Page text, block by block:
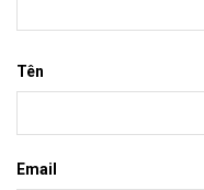
Tên
Email